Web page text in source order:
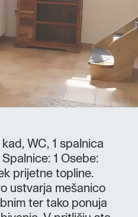
WC, 1 spalnica
1 Osebe:
prijetne topline.
ustvarja mešanico
ter tako ponuja